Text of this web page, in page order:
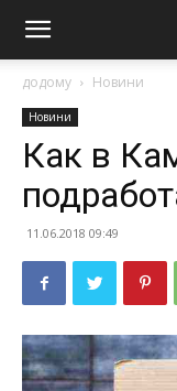
додому Новини
Новини
Как в
11.06.2018 09:49